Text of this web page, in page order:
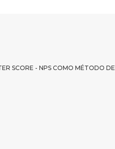
SCORE - NPS COMO MÉTODO